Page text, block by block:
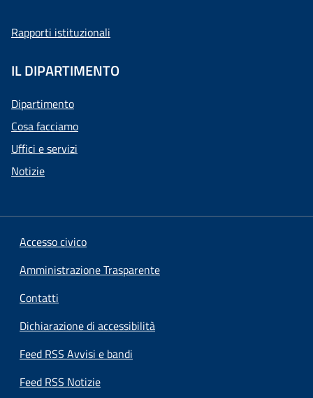
Rapporti istituzionali
IL DIPARTIMENTO
Dipartimento
Cosa facciamo
Uffici e servizi
Notizie
Accesso civico
Amministrazione Trasparente
Contatti
Dichiarazione di accessibilità
Feed RSS Avvisi e bandi
Feed RSS Notizie